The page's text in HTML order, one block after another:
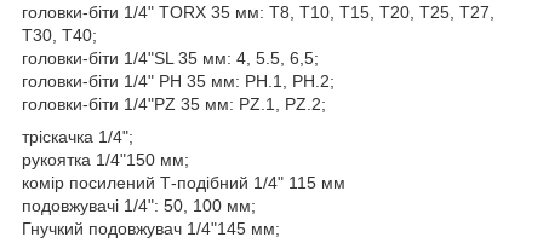
головки-біти 1/4" TORX 35 мм: T8, T10, T15, T20, T25, T27,
T30, Т40;
головки-біти 1/4"SL 35 мм: 4, 5.5, 6,5;
головки-біти 1/4" РН 35 мм: РН.1, РН.2;
головки-біти 1/4"PZ 35 мм: PZ.1, PZ.2;
тріскачка 1/4";
рукоятка 1/4"150 мм;
комір посилений Т-подібний 1/4" 115 мм
подовжувачі 1/4": 50, 100 мм;
Гнучкий подовжувач 1/4"145 мм;